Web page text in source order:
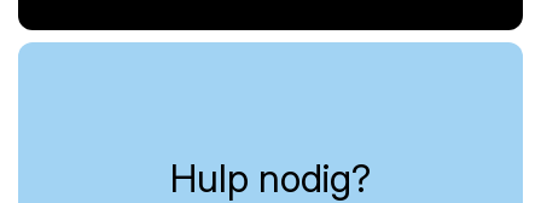
Hulp nodig?